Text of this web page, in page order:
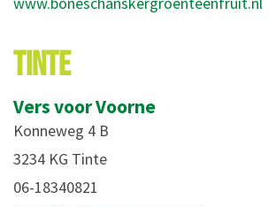
TINTE
Vers voor Voorne
Konneweg 4 B
3234 KG Tinte
06-18340821